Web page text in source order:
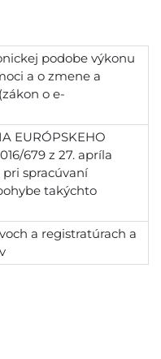
podobe výkonu
a o zmene a
o e-
EURÓPSKEHO
679 z 27. apríla
pri spracúvaní
takýchto
a registratúrach a